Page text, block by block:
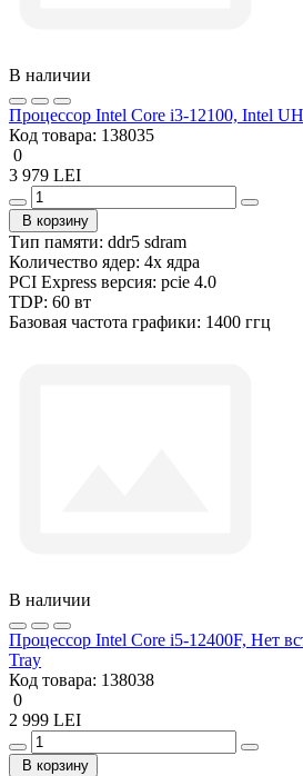
В наличии
Процессор Intel Core i3-12100, Intel
Код товара: 138035
0
3 979 LEI
В корзину
Тип памяти: ddr5 sdram
Количество ядер: 4x ядра
PCI Express версия: pcie 4.0
TDP: 60 вт
Базовая частота графики: 1400 ггц
В наличии
Процессор Intel Core i5-12400F, Нет
Tray
Код товара: 138038
0
2 999 LEI
В корзину